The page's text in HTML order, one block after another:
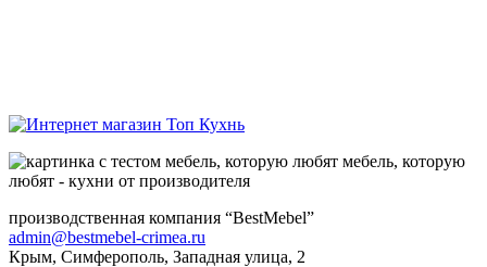
мебель, которую
любят - кухни от производителя
производственная компания “BestMebel”
admin@bestmebel-crimea.ru
Крым, Симферополь, Западная улица, 2